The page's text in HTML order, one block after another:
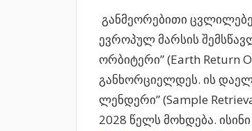
განმეორებითი
ევროპულ მარსის
ორბიტერი” (Earth Return
განხორციელდეს. ის
ლენდერი” (Sample
2028 წელს მოხდება.